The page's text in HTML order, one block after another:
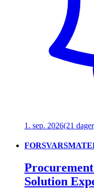
1. sep. 2026(21
Solution